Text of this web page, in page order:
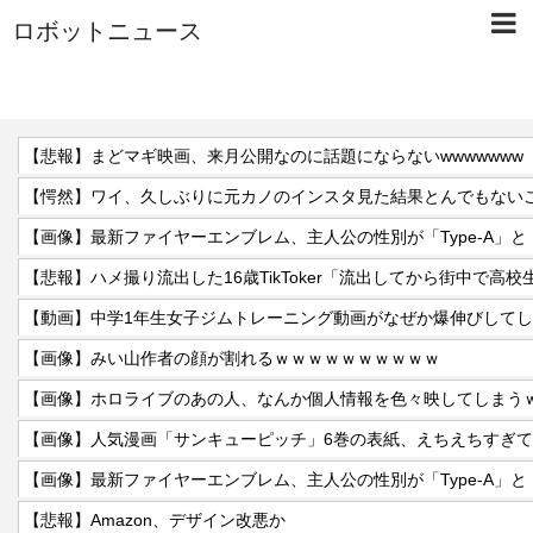
ロボットニュース
【悲報】まどマギ映画、来月公開なのに話題にならないwwwwwww
【悲報】ハメ撮り流出した16歳TikToker「流出してから街中で高校
【動画】中学1年生女子ジムトレーニング動画がなぜか爆伸びして
【画像】みい山作者の顔が割れるｗｗｗｗｗｗｗｗｗｗ
【画像】ホロライブのあの人、なんか個人情報を色々映してしまう
【画像】人気漫画「サンキューピッチ」6巻の表紙、えちえちすぎ
【悲報】Amazon、デザイン改悪か